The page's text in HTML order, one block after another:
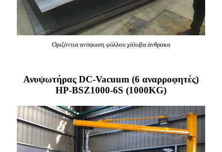
Οριζόντια ανύψωση φύλλου χάλυβα άνθρακα
Ανυψωτήρας DC-Vacuum (6 αναρροφητές)
HP-BSZ1000-6S (1000KG)